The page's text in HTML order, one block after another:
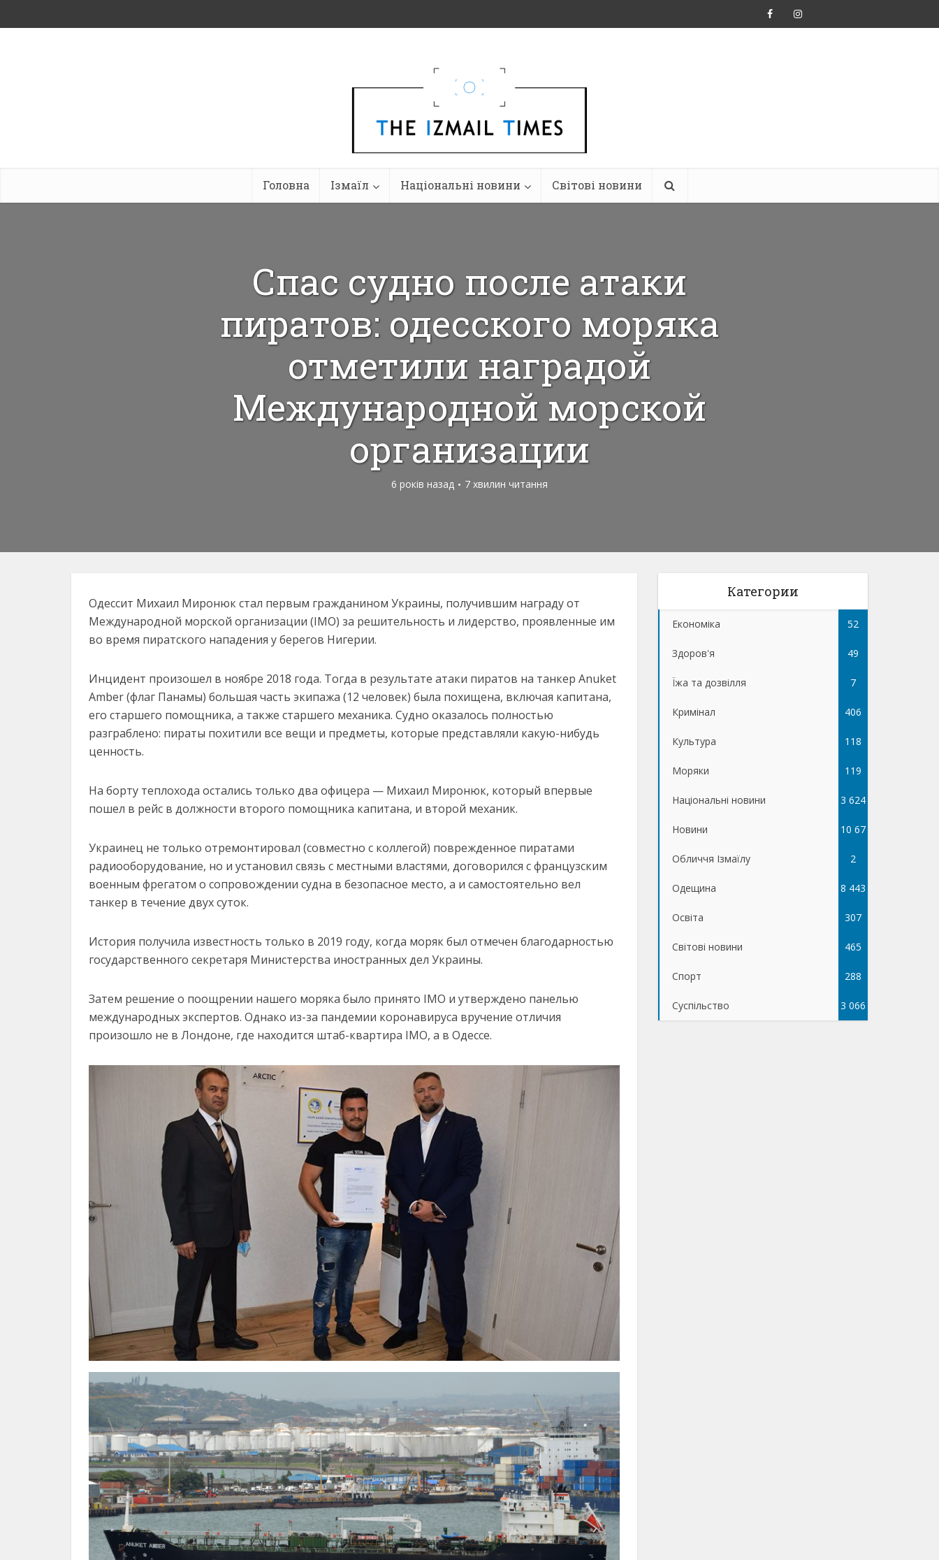
Головна Ізмаїл Національні новини Світові новини
Спас судно после атаки
пиратов: одесского моряка
отметили наградой
Международной морской
организации
6 років назад 7 хвилин читання
Одессит Михаил Миронюк стал первым гражданином Украины, получившим награду от
Международной морской организации (IMO) за решительность и лидерство, проявленные им
во время пиратского нападения у берегов Нигерии.
Инцидент произошел в ноябре 2018 года. Тогда в результате атаки пиратов на танкер Anuket
Amber (флаг Панамы) большая часть экипажа (12 человек) была похищена, включая капитана,
его старшего помощника, а также старшего механика. Судно оказалось полностью
разграблено: пираты похитили все вещи и предметы, которые представляли какую-нибудь
ценность.
На борту теплохода остались только два офицера — Михаил Миронюк, который впервые
пошел в рейс в должности второго помощника капитана, и второй механик.
Украинец не только отремонтировал (совместно с коллегой) поврежденное пиратами
радиооборудование, но и установил связь с местными властями, договорился с французским
военным фрегатом о сопровождении судна в безопасное место, а и самостоятельно вел
танкер в течение двух суток.
История получила известность только в 2019 году, когда моряк был отмечен благодарностью
государственного секретаря Министерства иностранных дел Украины.
Затем решение о поощрении нашего моряка было принято IMO и утверждено панелью
международных экспертов. Однако из-за пандемии коронавируса вручение отличия
произошло не в Лондоне, где находится штаб-квартира IMO, а в Одессе.
Категории
Економіка 52
Здоров'я 49
Їжа та дозвілля 7
Кримінал 406
Культура 118
Моряки 119
Національні новини 3 624
Новини 10 67
5
Обличчя Ізмаїлу 2
Одещина 8 443
Освіта 307
Світові новини 465
Спорт 288
Суспільство 3 066